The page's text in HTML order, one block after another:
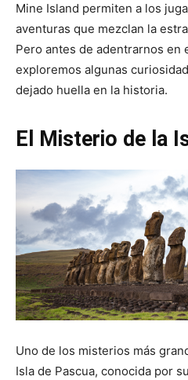
Mine Island permiten a los
aventuras que mezclan la
Pero antes de adentrarnos en
exploremos algunas
dejado huella en la historia.
El Misterio de la
Uno de los misterios más
Isla de Pascua, conocida por